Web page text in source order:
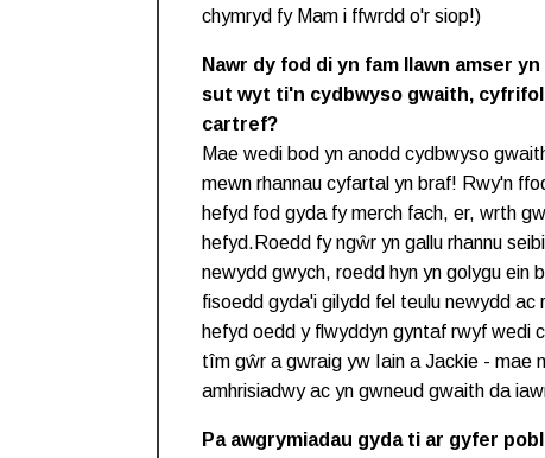
chymryd fy Mam i ffwrdd o'r siop!)
Nawr dy fod di yn fam llawn amser
sut wyt ti'n cydbwyso gwaith,
cartref?
Mae wedi bod yn anodd cydbwyso
mewn rhannau cyfartal yn braf! Rwy'n
hefyd fod gyda fy merch fach, er, wrth
hefyd.Roedd fy ngŵr yn gallu rhannu
newydd gwych, roedd hyn yn golygu ein
fisoedd gyda'i gilydd fel teulu newydd ac
hefyd oedd y flwyddyn gyntaf rwyf wedi
tîm gŵr a gwraig yw Iain a Jackie - mae
amhrisiadwy ac yn gwneud gwaith da
Pa awgrymiadau gyda ti ar gyfer